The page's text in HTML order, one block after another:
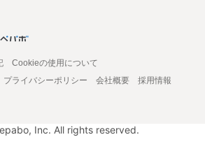
Cookieの使用について
プライバシーポリシー 会社概要
採用情報
Inc. All rights reserved.